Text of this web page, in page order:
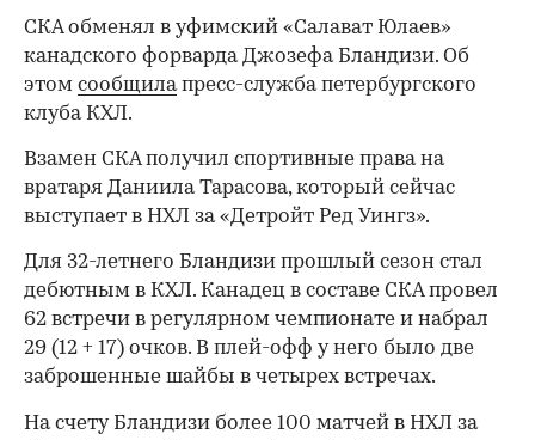
СКА обменял в уфимский «Салават Юлаев»
канадского форварда Джозефа Бландизи. Об
этом сообщилапресс-служба петербургского
клуба КХЛ.
Взамен СКА получил спортивные права на
вратаря Даниила Тарасова, который сейчас
выступает в НХЛ за «Детройт Ред Уингз».
Для 32-летнего Бландизи прошлый сезон стал
дебютным в КХЛ. Канадец в составе СКА провел
62 встречи в регулярном чемпионате и набрал
29 (12 + 17) очков. В плей-офф у него было две
заброшенные шайбы в четырех встречах.
На счету Бландизи более 100 матчей в НХЛ за